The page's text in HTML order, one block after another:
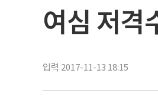
여심 저격
입력 2017-11-13 18:15